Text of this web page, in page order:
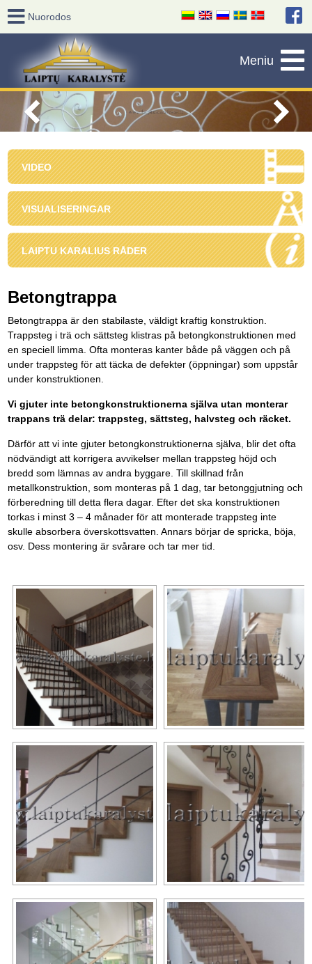
VIDEO
VISUALISERINGAR
LAIPTU KARALIUS RÅDER
Betongtrappa
Betongtrappa är den stabilaste, väldigt kraftig konstruktion.
Trappsteg i trä och sättsteg klistras på betongkonstruktionen med
en speciell limma. Ofta monteras kanter både på väggen och på
under trappsteg för att täcka de defekter (öppningar) som uppstår
under konstruktionen.
Vi gjuter inte betongkonstruktionerna själva utan monterar
trappans trä delar: trappsteg, sättsteg, halvsteg och räcket.
Därför att vi inte gjuter betongkonstruktionerna själva, blir det ofta
nödvändigt att korrigera avvikelser mellan trappsteg höjd och
bredd som lämnas av andra byggare. Till skillnad från
metallkonstruktion, som monteras på 1 dag, tar betonggjutning och
förberedning till detta flera dagar. Efter det ska konstruktionen
torkas i minst 3 – 4 månader för att monterade trappsteg inte
skulle absorbera överskottsvatten. Annars börjar de spricka, böja,
osv. Dess montering är svårare och tar mer tid.